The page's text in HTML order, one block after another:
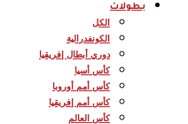
بطولات
الكل
الكونفدرالية
دوري أبطال إفريقيا
كأس أسيا
كأس أمم أوروبا
كأس أمم إفريقيا
كأس العالم